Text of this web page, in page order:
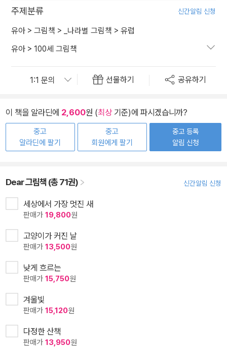
주제분류 신간알림 신청
유아 > 그림책 > _나라별 그림책 > 유럽
유아 > 100세 그림책
선물하기 공유하기
이 책을 알라딘에 2,600원 (최상기준)에 파시겠습니까?
중고
알라딘에 팔기
중고
회원에게 팔기
중고 등록
알림 신청
Dear 그림책 (총 71권) 신간알림 신청
세상에서 가장 멋진 새
판매가 19,800원
고양이가 커진 날
판매가 13,500원
낮게 흐르는
판매가 15,750원
겨울빛
판매가 15,120원
다정한 산책
판매가 13,950원